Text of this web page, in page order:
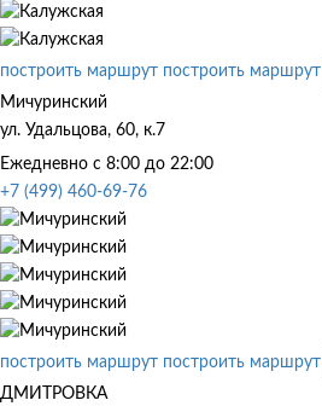
построить маршрут построить маршрут
Мичуринский
ул. Удальцова, 60, к.7
Ежедневно с 8:00 до 22:00
+7 (499) 460-69-76
построить маршрут построить маршрут
ДМИТРОВКА